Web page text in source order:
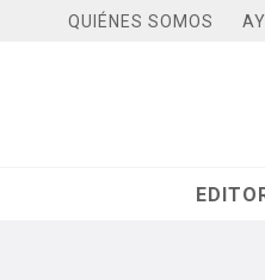
QUIÉNES SOMOS